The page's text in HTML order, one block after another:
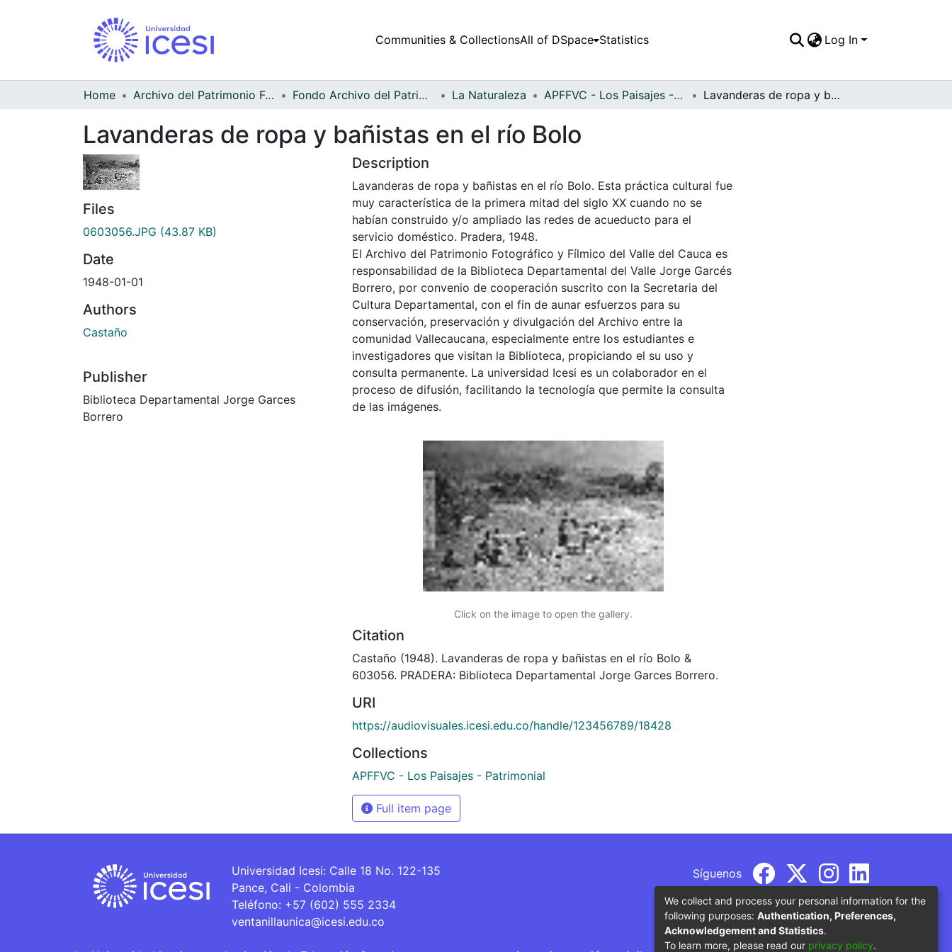
Communities & CollectionsAll of DSpace Statistics Log In
Home Archivo del Patrimonio Fotográfico y Fílmico del Valle del Cauca Fondo Archivo del Patrimonio Fotográfico y Fílmico del Valle del Cauca La Naturaleza APFFVC - Los Paisajes - Patrimonial Lavanderas de ropa y bañistas en el río Bolo
Lavanderas de ropa y bañistas en el río Bolo
Files
0603056.JPG (43.87 KB)
Date
1948-01-01
Authors
Castaño
Publisher
Biblioteca Departamental Jorge Garces
Borrero
Description
Lavanderas de ropa y bañistas en el río Bolo. Esta práctica cultural fue
muy característica de la primera mitad del siglo XX cuando no se
habían construido y/o ampliado las redes de acueducto para el
servicio doméstico. Pradera, 1948.
El Archivo del Patrimonio Fotográfico y Fílmico del Valle del Cauca es
responsabilidad de la Biblioteca Departamental del Valle Jorge Garcés
Borrero, por convenio de cooperación suscrito con la Secretaria del
Cultura Departamental, con el fin de aunar esfuerzos para su
conservación, preservación y divulgación del Archivo entre la
comunidad Vallecaucana, especialmente entre los estudiantes e
investigadores que visitan la Biblioteca, propiciando el su uso y
consulta permanente. La universidad Icesi es un colaborador en el
proceso de difusión, facilitando la tecnología que permite la consulta
de las imágenes.
Click on the image to open the gallery.
Citation
Castaño (1948). Lavanderas de ropa y bañistas en el río Bolo &
603056. PRADERA: Biblioteca Departamental Jorge Garces Borrero.
URI
https://audiovisuales.icesi.edu.co/handle/123456789/18428
Collections
APFFVC - Los Paisajes - Patrimonial
Full item page
Universidad Icesi: Calle 18 No. 122-135
Pance, Cali - Colombia
Teléfono: +57 (602) 555 2334
ventanillaunica@icesi.edu.co
Síguenos
We collect and process your personal information for the
following purposes: Authentication, Preferences,
Acknowledgement and Statistics.
To learn more, please read our privacy policy.